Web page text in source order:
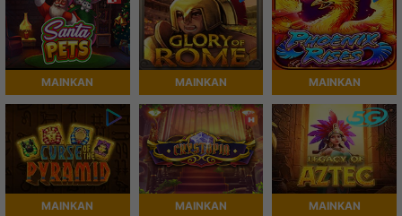
MAINKAN MAINKAN MAINKAN
MAINKAN MAINKAN MAINKAN